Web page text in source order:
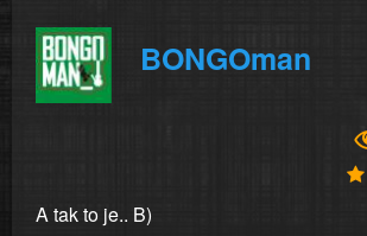
BONGOman
A tak to je.. B)